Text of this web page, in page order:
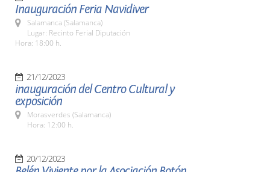
Inauguración Feria Navidiver
Salamanca (Salamanca)
Lugar: Recinto Ferial Diputación
Hora: 18:00 h.
21/12/2023
inauguración del Centro Cultural y
exposición
Morasverdes (Salamanca)
Hora: 12:00 h.
20/12/2023